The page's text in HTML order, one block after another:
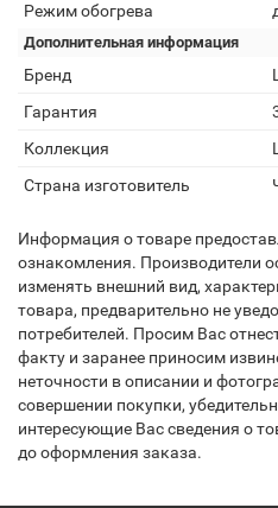
Режим обогрева
Дополнительная информация
Бренд
Гарантия
Коллекция
Страна изготовитель
Информация о товаре
ознакомления. Производители
изменять внешний вид,
товара, предварительно не
потребителей. Просим Вас
факту и заранее приносим
неточности в описании и
совершении покупки,
интересующие Вас сведения о
до оформления заказа.